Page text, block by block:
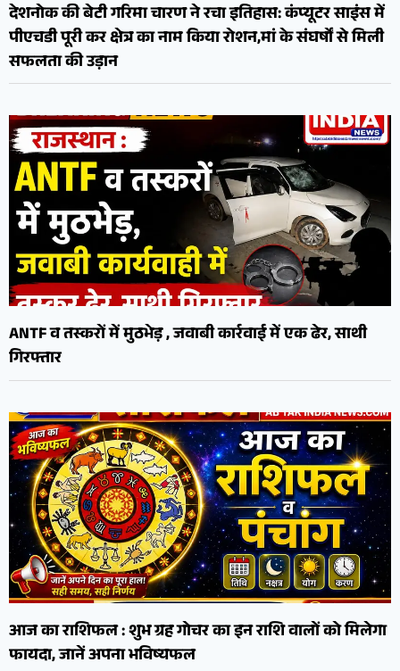
देशनोक की बेटी गरिमा चारण ने रचा इतिहास: कंप्यूटर साइंस में
पीएचडी पूरी कर क्षेत्र का नाम किया रोशन,मां के संघर्षों से मिली
सफलता की उड़ान
ANTF व तस्करों में मुठभेड़ , जवाबी कार्रवाई में एक ढेर, साथी
गिरफ्तार
आज का राशिफल : शुभ ग्रह गोचर का इन राशि वालों को मिलेगा
फायदा, जानें अपना भविष्यफल